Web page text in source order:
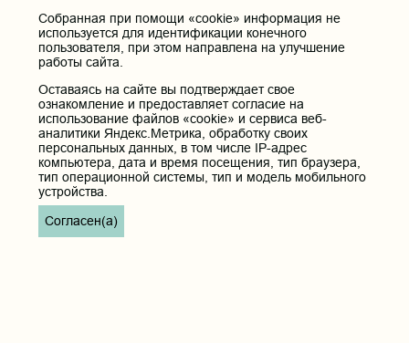
Федеральное государственное бюджетное образовательное
учреждение высшего образования «Читинская
государственная медицинская академия» Министерства
Юридический и фактический адрес:
672000, Российская Федерация, Забайкальский край, г. Чита, ул.
Горького, д. 39 «а».
Телефон приёмной ректора:
8 (3022) 35-43-24
Электронная почта:
pochta@chitgma.ru
Официальная группа «ВКонтакте»:
Собранная при помощи «cookie» информация не
используется для идентификации конечного
пользователя, при этом направлена на улучшение
работы сайта.
Оставаясь на сайте вы подтверждает свое
ознакомление и предоставляет согласие на
использование файлов «cookie» и сервиса веб-
аналитики Яндекс.Метрика, обработку своих
персональных данных, в том числе IP-адрес
компьютера, дата и время посещения, тип браузера,
тип операционной системы, тип и модель мобильного
устройства.
Согласен(а)